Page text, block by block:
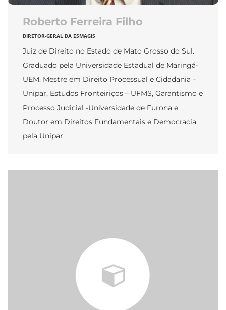
Roberto Ferreira Filho
DIRETOR-GERAL DA ESMAGIS
Juiz de Direito no Estado de Mato Grosso do Sul.
Graduado pela Universidade Estadual de Maringá-
UEM. Mestre em Direito Processual e Cidadania –
Unipar, Estudos Fronteiriços – UFMS, Garantismo e
Processo Judicial -Universidade de Furona e
Doutor em Direitos Fundamentais e Democracia
pela Unipar.